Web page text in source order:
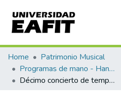
Communities & Collections
All of DSpace
Home
Patrimonio Musical
Programas de mano - Hand programs
Décimo concierto de temporada del Teatro Pablo Tobón Uribe 1979